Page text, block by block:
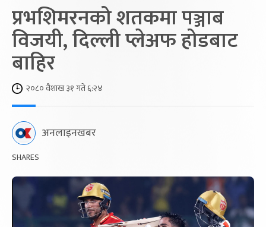
प्रभशिमरनको शतकमा पञ्जाब
विजयी, दिल्ली प्लेअफ होडबाट
बाहिर
२०८० वैशाख ३१ गते ६:२४
अनलाइनखबर
SHARES